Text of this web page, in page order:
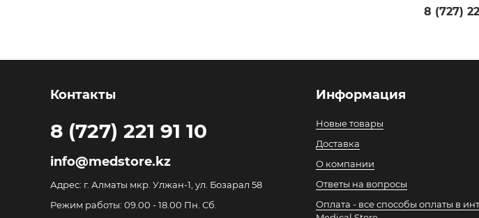
8 (727)
Контакты
8 (727) 221 91 10
info@medstore.kz
Адрес: г. Алматы мкр. Улжан-1, ул. Бозарал 58
Режим работы: 09.00 - 18.00 Пн. Сб.
Информация
Новые товары
Доставка
О компании
Ответы на вопросы
Оплата - все способы оплаты в